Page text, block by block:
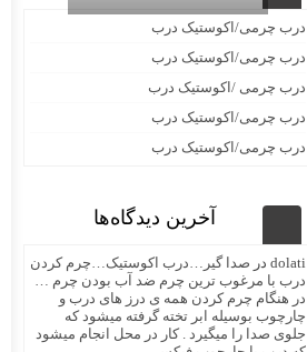
درب چرمی/اکوستیک درب
درب چرمی/اکوستیک درب
درب چرمی /اکوستیک درب
درب چرمی/اکوستیک درب
درب چرمی/اکوستیک درب
آخرین دیدگاه‌ها
dolati در صدا گیر…درب اکوستیک…چرم کردن
درب با مرغوب ترین چرم ضد آب بودن چرم …
در هنگام چرم کردن همه ی درز های درب و
چارچوب بوسیله ابر تخته گرفته میشود که
جلوی صدا را میگیرد . کار در محل انجام میشود